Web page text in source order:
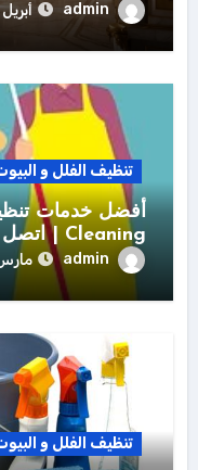
admin أبريل 10, 2023
تنظيف الفلل و
Cleaning | اتصل الان 70067311
admin مارس 24,
تنظيف الفلل و